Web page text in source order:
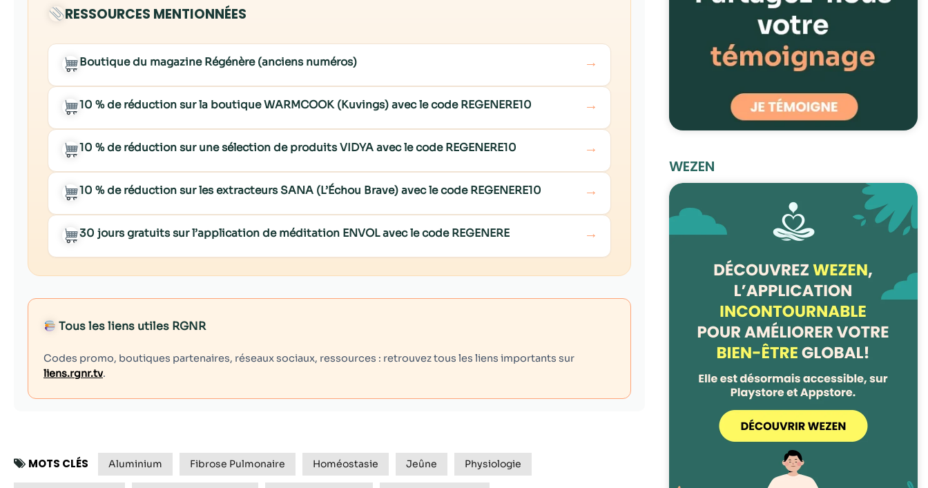
RESSOURCES MENTIONNÉES
Boutique du magazine Régénère (anciens numéros) →
10 % de réduction sur la boutique WARMCOOK (Kuvings) avec le code REGENERE10 →
10 % de réduction sur une sélection de produits VIDYA avec le code REGENERE10 →
10 % de réduction sur les extracteurs SANA (L’Échou Brave) avec le code REGENERE10 →
30 jours gratuits sur l’application de méditation ENVOL avec le code REGENERE →
Tous les liens utiles RGNR
Codes promo, boutiques partenaires, réseaux sociaux, ressources : retrouvez tous les liens importants sur
liens.rgnr.tv.
MOTS CLÉS Aluminium Fibrose Pulmonaire Homéostasie Jeûne Physiologie
WEZEN